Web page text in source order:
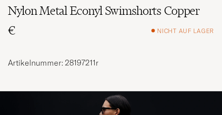
Nylon Metal Econyl Swimshorts Copper
€
NICHT AUF LAGER
Artikelnummer: 28197211r